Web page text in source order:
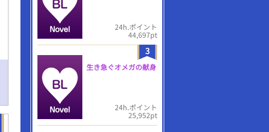
24h.ポイント
44,697pt
3
生き急ぐオメガの献身
24h.ポイント
25,952pt